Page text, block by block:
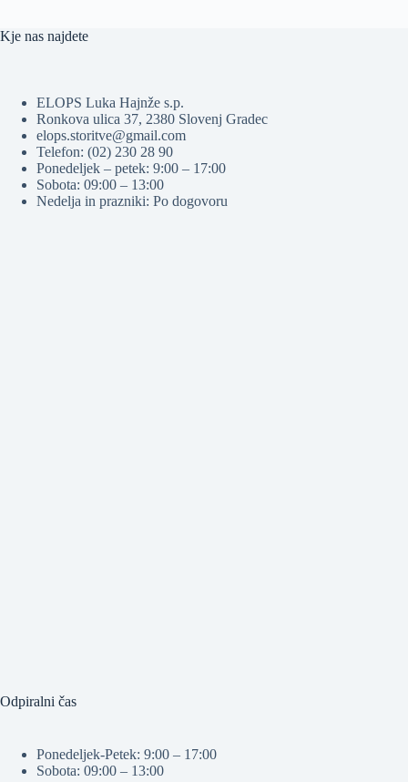
Kje nas najdete
ELOPS Luka Hajnže s.p.
Ronkova ulica 37, 2380 Slovenj Gradec
elops.storitve@gmail.com
Telefon: (02) 230 28 90
Ponedeljek – petek: 9:00 – 17:00
Sobota: 09:00 – 13:00
Nedelja in prazniki: Po dogovoru
Odpiralni čas
Ponedeljek-Petek: 9:00 – 17:00
Sobota: 09:00 – 13:00